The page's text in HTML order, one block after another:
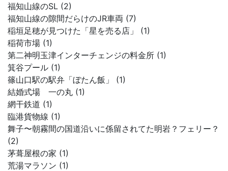
福知山線のSL (2)
福知山線の隙間だらけのJR車両 (7)
稲垣足穂が見つけた「星を売る店」 (1)
稲荷市場 (1)
第二神明玉津インターチェンジの料金所 (1)
箕谷プール (1)
篠山口駅の駅弁「ぼたん飯」 (1)
結婚式場 一の丸 (1)
網干鉄道 (1)
臨港貨物線 (1)
舞子〜朝霧間の国道沿いに係留されてた明岩？フェリー？
(2)
茅葺屋根の家 (1)
荒湯マラソン (1)